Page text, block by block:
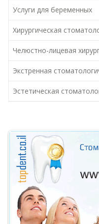
Услуги для беременных
Хирургическая
Челюстно-лицевая
Экстренная
Эстетическая